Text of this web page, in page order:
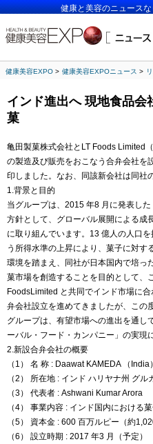
健康と美容のニュース
健康美容EXPO 健康美容EXPOニュース
インド進出へ 現地食品会
菓
亀田製菓株式会社とLT Foods Limited
の製造及び販売をおこなう合弁会社を
印しました。なお、同該新会社は同社
1.背景と目的
当グループは、2015 年8 月に発表し
方針として、グローバル展開による成
に取り組んでいます。13 億人の人口
う所得水準の上昇により、菓子に対す
環境を踏まえ、同社が日本国内で培っ
菓市場を創造することを目的として、
FoodsLimited と共同でインド市場に
弁会社設立を進めてきましたが、この
グループは、有望市場への進出を通し
ーバル・フード・カンパニー」の実現
2.新設合弁会社の概要
（1） 名 称 : Daawat KAMEDA （
（2） 所在地 : インド ハリヤナ州 グル
（3） 代表者 : Ashwani Kumar Arora
（4） 事業内容 : インド国内における
（5） 資本金 : 600 百万ルピー（約
（6） 設立時期 : 2017 年3 月（予定）